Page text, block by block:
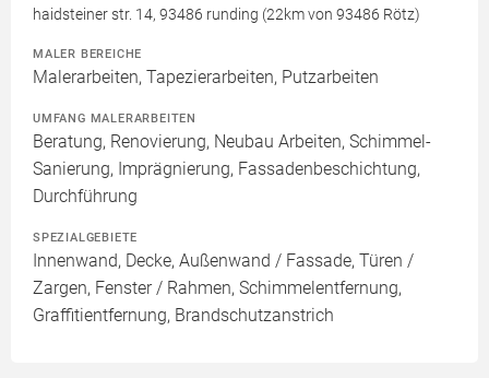
haidsteiner str. 14, 93486 runding (22km von 93486 Rötz)
MALER BEREICHE
Malerarbeiten, Tapezierarbeiten, Putzarbeiten
UMFANG MALERARBEITEN
Beratung, Renovierung, Neubau Arbeiten, Schimmel-
Sanierung, Imprägnierung, Fassadenbeschichtung,
Durchführung
SPEZIALGEBIETE
Innenwand, Decke, Außenwand / Fassade, Türen /
Zargen, Fenster / Rahmen, Schimmelentfernung,
Graffitientfernung, Brandschutzanstrich